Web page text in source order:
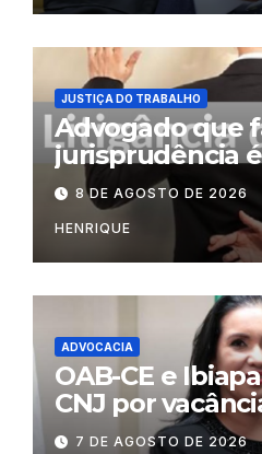
JUSTIÇA DO TRABALHO
Advogado que
jurisprudência
por litigância
8 DE AGOSTO DE 2026
HENRIQUE
ADVOCACIA
OAB-CE e
CNJ por
7 DE AGOSTO DE 2026